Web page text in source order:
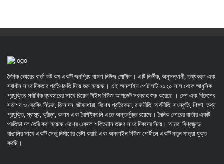
দৈনিক ভোরের বার্তা ডট কম একটি জনপ্রিয় বাংলা নিউজ পোর্টাল। এটি নির্ভীক, অনুসন্ধানী, তথ্যবহুল এবং
স্বাধীন সাংবাদিকতার প্রতিশ্রুতি দিয়ে শুরু হয়েছে। এই অনলাইন পোর্টালটি ২০২০ সাল থেকে আধুনিক
প্রযুক্তির সর্বাধিক ব্যবহারের সাথে রিয়েল টাইম নিউজ আপডেট সরবরাহ শুরু করেছে । দেশ এবং বিদেশের
সর্বশেষ ও ব্রেকিং নিউজ, বিনোদন, জীবনধারা, বিশেষ প্রতিবেদন, রাজনীতি, অর্থনীতি, সংস্কৃতি, শিক্ষা, তথ্য
প্রযুক্তি, স্বাস্থ্য, ক্রীড়া, কলাম এবং বৈশিষ্ট্যগুলি এতে অন্তর্ভুক্ত রয়েছে। দৈনিক ভোরের বার্তার একটি
প্রতিভা দল তৈরি করা হয়েছে দেশের একদল শক্তিমান তরুণ সাংবাদিকদের নিয়ে। আমরা বিশ্বজুড়ে
বাঙালির সাথে একটি সেতু নির্মাণের চেষ্টা করছি এবং অনলাইন নিউজ পোর্টালে একটি নতুন মাত্রা যুক্ত
করছি।